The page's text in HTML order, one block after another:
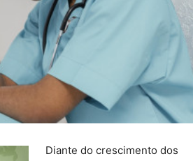
Diante do crescimento dos